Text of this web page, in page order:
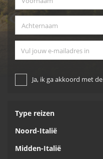
Ja, ik ga akkoord met de
Type reizen
Noord-Italië
Midden-Italië